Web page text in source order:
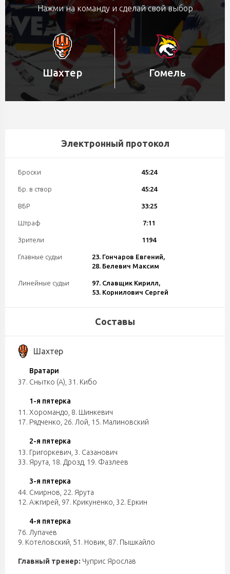
Нажми на команду и сделай свой выбор
Шахтер Гомель
Электронный протокол
Броски 45:24
Бр. в створ 45:24
ВБР 33:25
Штраф 7:11
Зрители 1194
Главные судьи
23. Гончаров Евгений,
28. Белевич Максим
Линейные судьи
97. Славщик Кирилл,
53. Корнилович Сергей
Составы
Шахтер
Вратари
37. Снытко (А) 31. Кибо
1-я пятерка
11. Хоромандо 8. Шинкевич
17. Рядченко 26. Лой 15. Малиновский
2-я пятерка
13. Григоркевич 3. Сазанович
33. Ярута 18. Дрозд 19. Фазлеев
3-я пятерка
44. Смирнов 22. Ярута
12. Ажгирей 97. Крикуненко 32. Еркин
4-я пятерка
76. Лупачев
9. Котеловский 51. Новик 87. Пышкайло
Главный тренер: Чуприс Ярослав